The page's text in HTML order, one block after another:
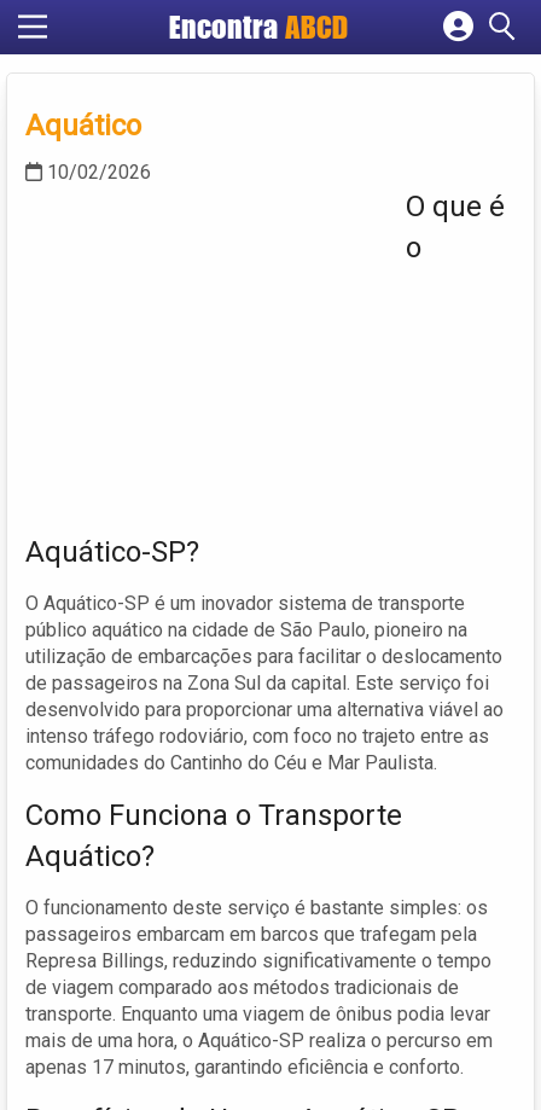
EncontraABCD
Cadastrar empresa
Aquático
10/02/2026
O que é
o
Aquático-SP?
O Aquático-SP é um inovador sistema de transporte
público aquático na cidade de São Paulo, pioneiro na
utilização de embarcações para facilitar o deslocamento
de passageiros na Zona Sul da capital. Este serviço foi
desenvolvido para proporcionar uma alternativa viável ao
intenso tráfego rodoviário, com foco no trajeto entre as
comunidades do Cantinho do Céu e Mar Paulista.
Como Funciona o Transporte
Aquático?
O funcionamento deste serviço é bastante simples: os
passageiros embarcam em barcos que trafegam pela
Represa Billings, reduzindo significativamente o tempo
de viagem comparado aos métodos tradicionais de
transporte. Enquanto uma viagem de ônibus podia levar
mais de uma hora, o Aquático-SP realiza o percurso em
apenas 17 minutos, garantindo eficiência e conforto.